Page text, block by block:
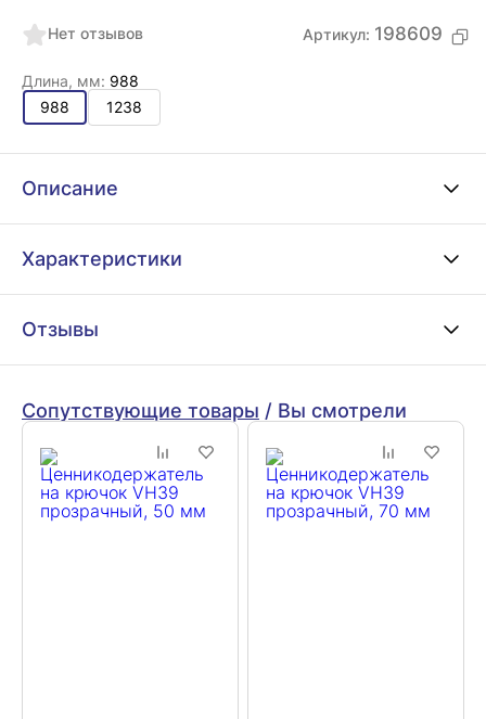
Нет отзывов Артикул: 198609
Длина, мм: 988
988
1238
Описание
Характеристики
Отзывы
Сопутствующие товары / Вы смотрели